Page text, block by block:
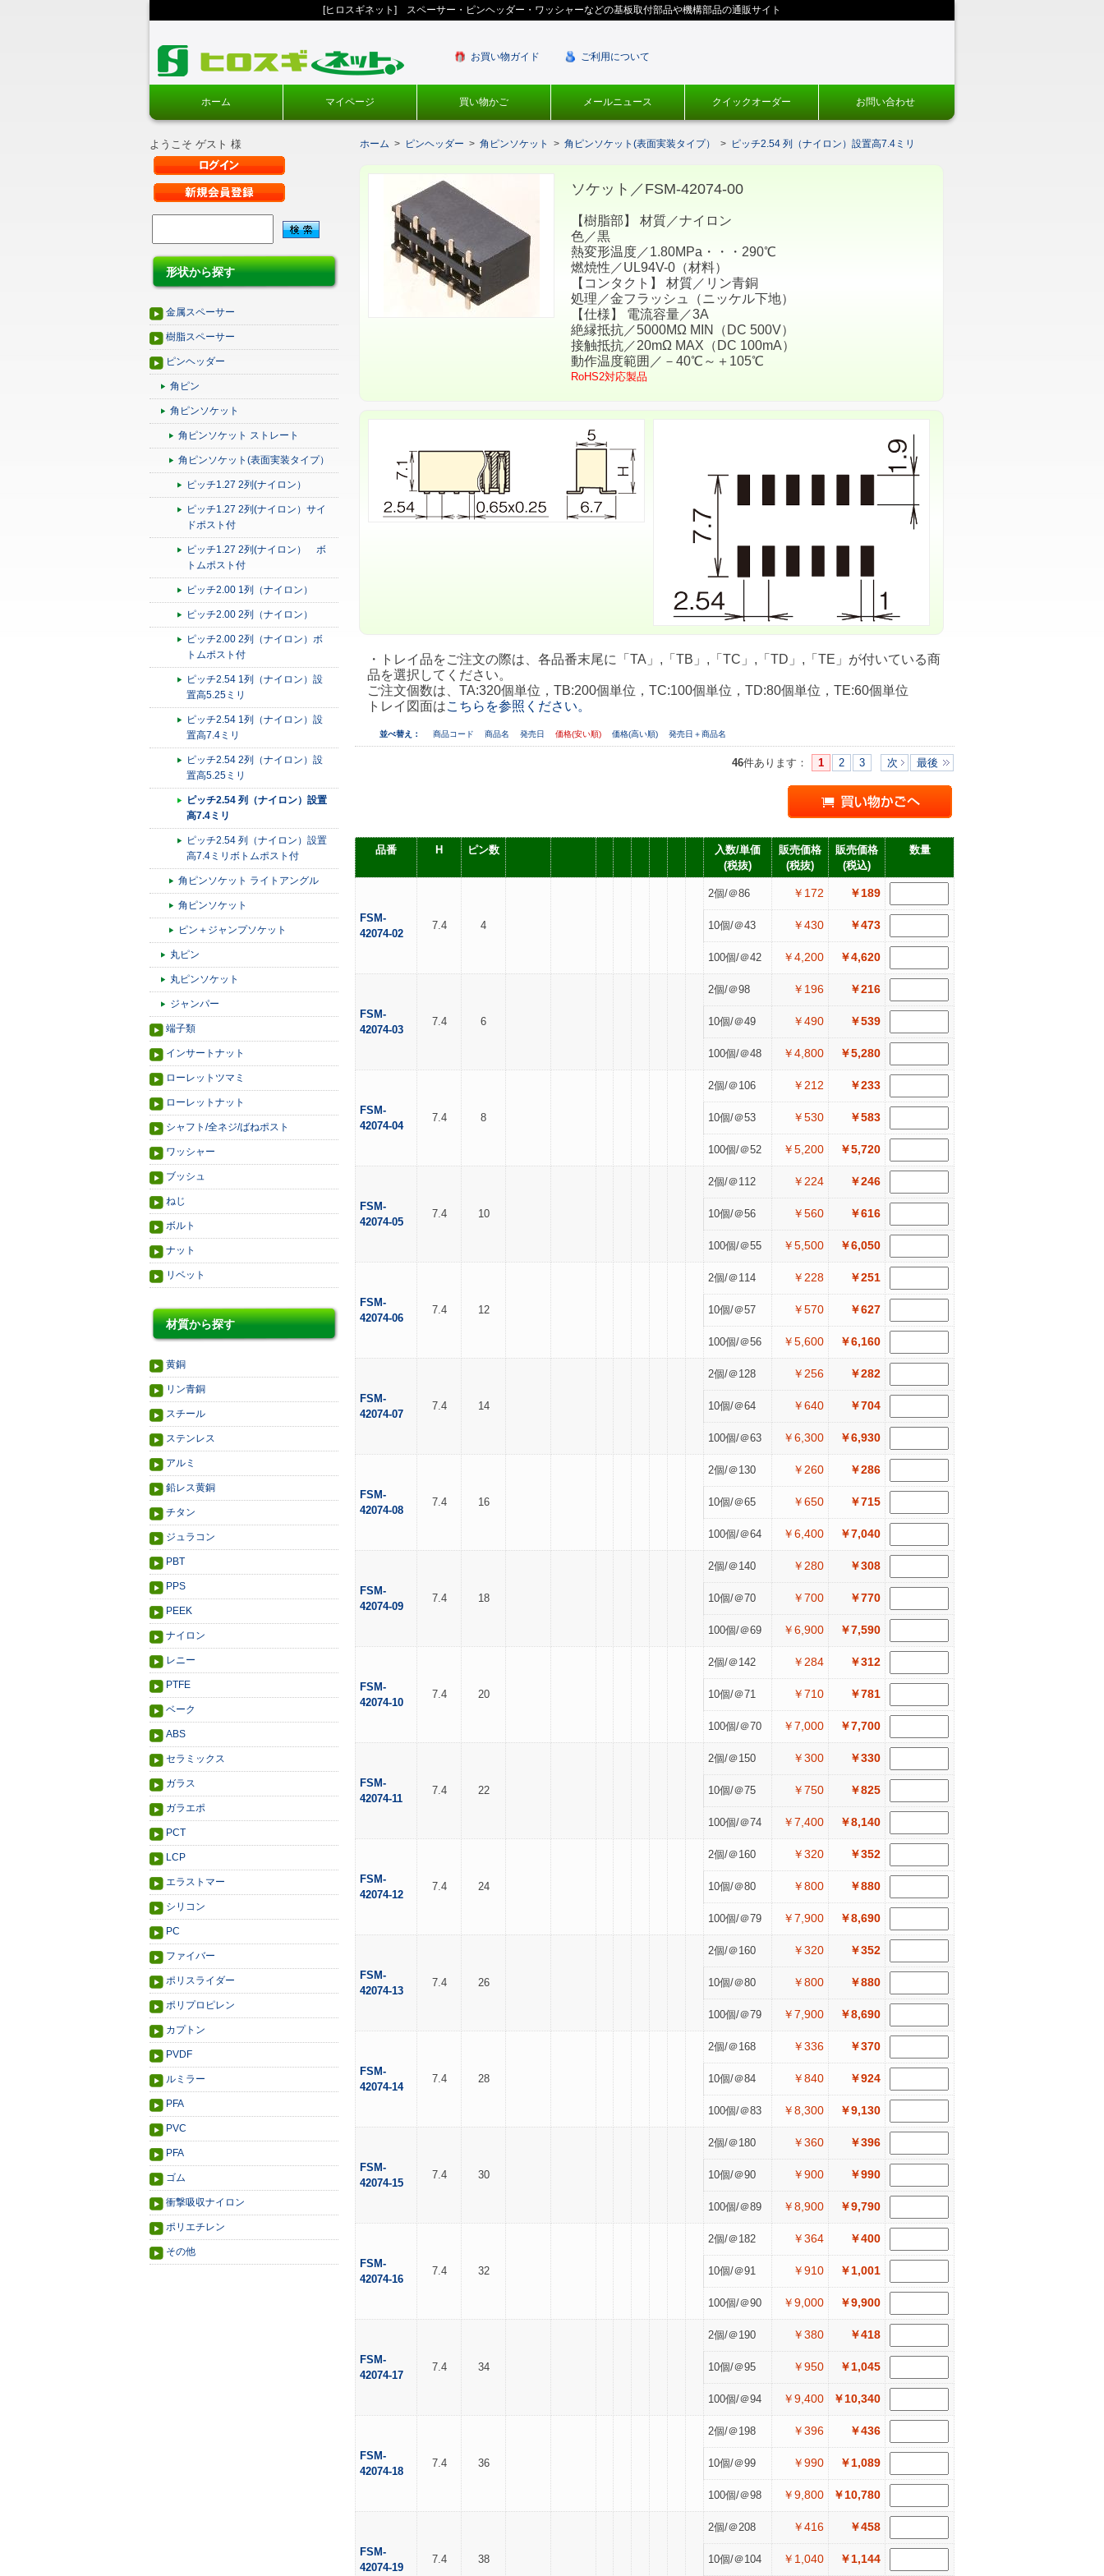
[ヒロスギネット] スペーサー・ピンヘッダー・ワッシャーなどの基板取付部品や機構部品の通販サイト
お買い物ガイド ご利用について
ホーム マイページ 買い物かご メールニュース クイックオーダー お問い合わせ
ようこそ ゲスト 様
形状から探す
金属スペーサー
樹脂スペーサー
ピンヘッダー
角ピン
角ピンソケット
角ピンソケット ストレート
角ピンソケット(表面実装タイプ）
ピッチ1.27 2列(ナイロン）
ピッチ1.27 2列(ナイロン）サイ
ドポスト付
ピッチ1.27 2列(ナイロン） ボ
トムポスト付
ピッチ2.00 1列（ナイロン）
ピッチ2.00 2列（ナイロン）
ピッチ2.00 2列（ナイロン）ボ
トムポスト付
ピッチ2.54 1列（ナイロン）設
置高5.25ミリ
ピッチ2.54 1列（ナイロン）設
置高7.4ミリ
ピッチ2.54 2列（ナイロン）設
置高5.25ミリ
ピッチ2.54 列（ナイロン）設置
高7.4ミリ
ピッチ2.54 列（ナイロン）設置
高7.4ミリボトムポスト付
角ピンソケット ライトアングル
角ピンソケット
ピン＋ジャンプソケット
丸ピン
丸ピンソケット
ジャンパー
端子類
インサートナット
ローレットツマミ
ローレットナット
シャフト/全ネジ/ばねポスト
ワッシャー
ブッシュ
ねじ
ボルト
ナット
リベット
材質から探す
黄銅
リン青銅
スチール
ステンレス
アルミ
鉛レス黄銅
チタン
ジュラコン
PBT
PPS
PEEK
ナイロン
レニー
PTFE
ベーク
ABS
セラミックス
ガラス
ガラエポ
PCT
LCP
エラストマー
シリコン
PC
ファイバー
ポリスライダー
ポリプロピレン
カプトン
PVDF
ルミラー
PFA
PVC
PFA
ゴム
衝撃吸収ナイロン
ポリエチレン
その他
ホーム > ピンヘッダー > 角ピンソケット > 角ピンソケット(表面実装タイプ） > ピッチ2.54 列（ナイロン）設置高7.4ミリ
ソケット／FSM-42074-00
【樹脂部】 材質／ナイロン
色／黒
熱変形温度／1.80MPa・・・290℃
燃焼性／UL94V-0（材料）
【コンタクト】 材質／リン青銅
処理／金フラッシュ（ニッケル下地）
【仕様】 電流容量／3A
絶縁抵抗／5000MΩ MIN（DC 500V）
接触抵抗／20mΩ MAX（DC 100mA）
動作温度範囲／－40℃～＋105℃
RoHS2対応製品
・トレイ品をご注文の際は、各品番末尾に「TA」,「TB」,「TC」,「TD」,「TE」が付いている商
品を選択してください。
ご注文個数は、TA:320個単位，TB:200個単位，TC:100個単位，TD:80個単位，TE:60個単位
トレイ図面はこちらを参照ください。
並べ替え： 商品コード 商品名 発売日 価格(安い順) 価格(高い順) 発売日＋商品名
46件あります ： 1 2 3 次 最後
品番 H ピン数
入数/単価
(税抜)
販売価格
(税抜)
販売価格
(税込)
数量
FSM-
42074-02
7.4 4
2個/＠86 ￥172 ￥189
10個/＠43 ￥430 ￥473
100個/＠42 ￥4,200 ￥4,620
FSM-
42074-03
7.4 6
2個/＠98 ￥196 ￥216
10個/＠49 ￥490 ￥539
100個/＠48 ￥4,800 ￥5,280
FSM-
42074-04
7.4 8
2個/＠106 ￥212 ￥233
10個/＠53 ￥530 ￥583
100個/＠52 ￥5,200 ￥5,720
FSM-
42074-05
7.4 10
2個/＠112 ￥224 ￥246
10個/＠56 ￥560 ￥616
100個/＠55 ￥5,500 ￥6,050
FSM-
42074-06
7.4 12
2個/＠114 ￥228 ￥251
10個/＠57 ￥570 ￥627
100個/＠56 ￥5,600 ￥6,160
FSM-
42074-07
7.4 14
2個/＠128 ￥256 ￥282
10個/＠64 ￥640 ￥704
100個/＠63 ￥6,300 ￥6,930
FSM-
42074-08
7.4 16
2個/＠130 ￥260 ￥286
10個/＠65 ￥650 ￥715
100個/＠64 ￥6,400 ￥7,040
FSM-
42074-09
7.4 18
2個/＠140 ￥280 ￥308
10個/＠70 ￥700 ￥770
100個/＠69 ￥6,900 ￥7,590
FSM-
42074-10
7.4 20
2個/＠142 ￥284 ￥312
10個/＠71 ￥710 ￥781
100個/＠70 ￥7,000 ￥7,700
FSM-
42074-11
7.4 22
2個/＠150 ￥300 ￥330
10個/＠75 ￥750 ￥825
100個/＠74 ￥7,400 ￥8,140
FSM-
42074-12
7.4 24
2個/＠160 ￥320 ￥352
10個/＠80 ￥800 ￥880
100個/＠79 ￥7,900 ￥8,690
FSM-
42074-13
7.4 26
2個/＠160 ￥320 ￥352
10個/＠80 ￥800 ￥880
100個/＠79 ￥7,900 ￥8,690
FSM-
42074-14
7.4 28
2個/＠168 ￥336 ￥370
10個/＠84 ￥840 ￥924
100個/＠83 ￥8,300 ￥9,130
FSM-
42074-15
7.4 30
2個/＠180 ￥360 ￥396
10個/＠90 ￥900 ￥990
100個/＠89 ￥8,900 ￥9,790
FSM-
42074-16
7.4 32
2個/＠182 ￥364 ￥400
10個/＠91 ￥910 ￥1,001
100個/＠90 ￥9,000 ￥9,900
FSM-
42074-17
7.4 34
2個/＠190 ￥380 ￥418
10個/＠95 ￥950 ￥1,045
100個/＠94 ￥9,400 ￥10,340
FSM-
42074-18
7.4 36
2個/＠198 ￥396 ￥436
10個/＠99 ￥990 ￥1,089
100個/＠98 ￥9,800 ￥10,780
FSM-
42074-19
7.4 38
2個/＠208 ￥416 ￥458
10個/＠104 ￥1,040 ￥1,144